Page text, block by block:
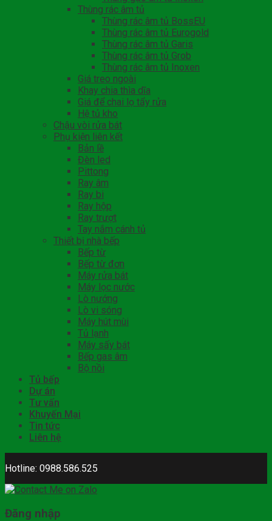
Thùng rác âm tủ
Thùng rác âm tủ BossEU
Thùng rác âm tủ Eurogold
Thùng rác âm tủ Garis
Thùng rác âm tủ Grob
Thùng rác âm tủ Inoxen
Giá treo ngoài
Khay chia thìa dĩa
Giá để chai lọ tẩy rửa
Hệ tủ kho
Chậu vòi rửa bát
Phụ kiện liên kết
Bản lề
Đèn led
Pittong
Ray âm
Ray bi
Ray hộp
Ray trượt
Tay nắm cánh tủ
Thiết bị nhà bếp
Bếp từ
Bếp từ đơn
Máy rửa bát
Máy lọc nước
Lò nướng
Lò vi sóng
Máy hút mùi
Tủ lạnh
Máy sấy bát
Bếp gas âm
Bộ nồi
Tủ bếp
Dự án
Tư vấn
Khuyến Mại
Tin tức
Liên hệ
Hotline: 0988.586.525
Đăng nhập